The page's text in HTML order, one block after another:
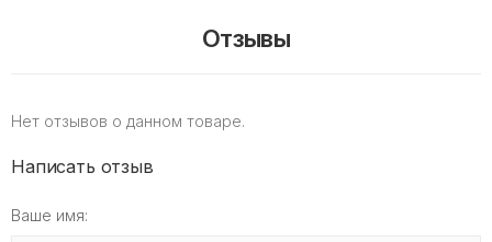
Отзывы
Нет отзывов о данном товаре.
Написать отзыв
Ваше имя: